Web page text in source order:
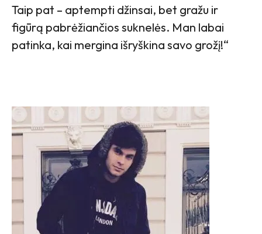
Taip pat – aptempti džinsai, bet gražu ir
figūrą pabrėžiančios suknelės. Man labai
patinka, kai mergina išryškina savo grožį!“